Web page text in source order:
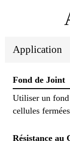
Application
Fond de Joint
Utiliser un fond
cellules
Résistance au